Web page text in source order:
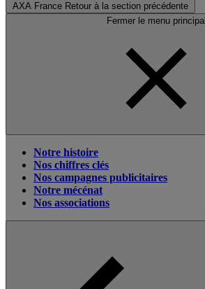
AXA France Retour à la section précédente
Fermer le menu principal
Notre histoire
Nos chiffres clés
Nos campagnes publicitaires
Notre mécénat
Nos associations